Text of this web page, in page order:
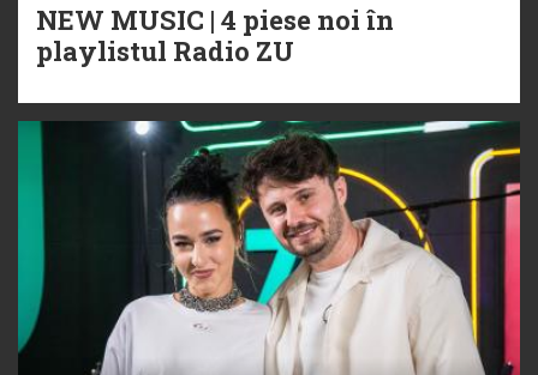
NEW MUSIC | 4 piese noi în
playlistul Radio ZU